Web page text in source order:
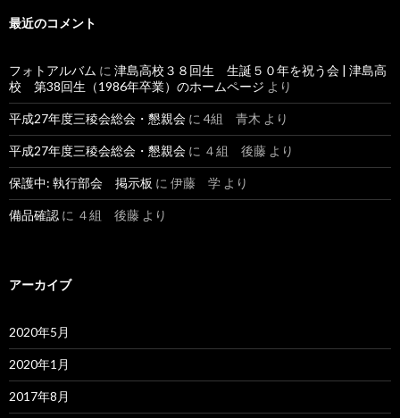
最近のコメント
フォトアルバム に 津島高校３８回生 生誕５０年を祝う会 | 津島高
校 第38回生（1986年卒業）のホームページ より
平成27年度三稜会総会・懇親会 に 4組 青木 より
平成27年度三稜会総会・懇親会 に ４組 後藤 より
保護中: 執行部会 掲示板 に 伊藤 学 より
備品確認 に ４組 後藤 より
アーカイブ
2020年5月
2020年1月
2017年8月